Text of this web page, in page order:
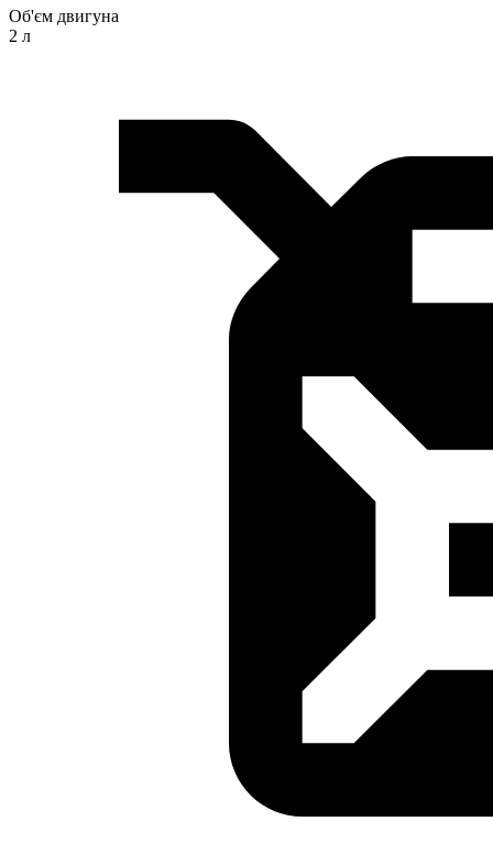
Об'єм двигуна
2 л